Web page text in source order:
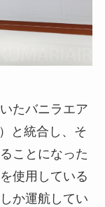
たバニラエア
と統合し、そ
ことになった
使用している
か運航してい